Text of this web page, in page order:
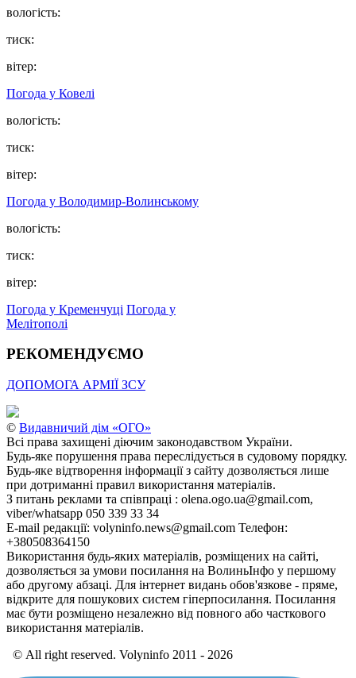
вологість:
тиск:
вітер:
Погода у Ковелі
вологість:
тиск:
вітер:
Погода у Володимир-Волинському
вологість:
тиск:
вітер:
Погода у Кременчуці Погода у
Мелітополі
РЕКОМЕНДУЄМО
ДОПОМОГА АРМІЇ ЗСУ
© Видавничий дім «ОГО»
Всі права захищені діючим законодавством України.
Будь-яке порушення права переслідується в судовому порядку.
Будь-яке відтворення інформації з сайту дозволяється лише
при дотриманні правил використання матеріалів.
З питань реклами та співпраці : olena.ogo.ua@gmail.com,
viber/whatsapp 050 339 33 34
E-mail редакції: volyninfo.news@gmail.com Телефон:
+380508364150
Використання будь-яких матеріалів, розміщених на сайті,
дозволяється за умови посилання на ВолиньІнфо у першому
або другому абзаці. Для інтернет видань обов'язкове - пряме,
відкрите для пошукових систем гіперпосилання. Посилання
має бути розміщено незалежно від повного або часткового
використання матеріалів.
© All right reserved. Volyninfo 2011 - 2026